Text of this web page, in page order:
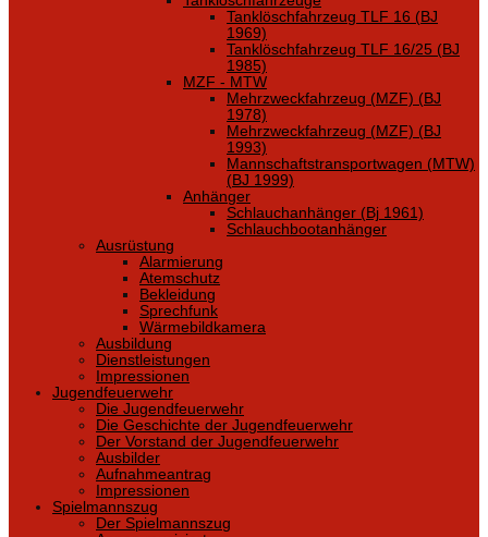
Tanklöschfahrzeug TLF 16 (BJ
1969)
Tanklöschfahrzeug TLF 16/25 (BJ
1985)
MZF - MTW
Mehrzweckfahrzeug (MZF) (BJ
1978)
Mehrzweckfahrzeug (MZF) (BJ
1993)
Mannschaftstransportwagen (MTW)
(BJ 1999)
Anhänger
Schlauchanhänger (Bj 1961)
Schlauchbootanhänger
Ausrüstung
Alarmierung
Atemschutz
Bekleidung
Sprechfunk
Wärmebildkamera
Ausbildung
Dienstleistungen
Impressionen
Jugendfeuerwehr
Die Jugendfeuerwehr
Die Geschichte der Jugendfeuerwehr
Der Vorstand der Jugendfeuerwehr
Ausbilder
Aufnahmeantrag
Impressionen
Spielmannszug
Der Spielmannszug